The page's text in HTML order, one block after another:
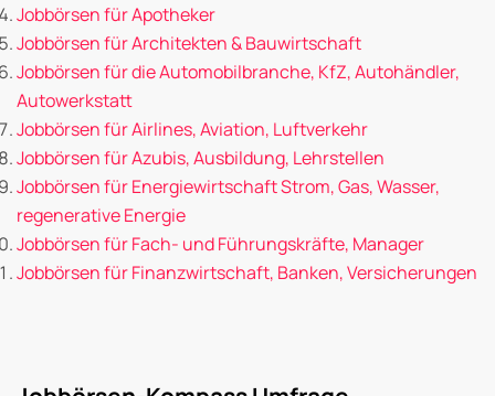
Jobbörsen für Apotheker
Jobbörsen für Architekten & Bauwirtschaft
Jobbörsen für die Automobilbranche, KfZ, Autohändler,
Autowerkstatt
Jobbörsen für Airlines, Aviation, Luftverkehr
Jobbörsen für Azubis, Ausbildung, Lehrstellen
Jobbörsen für Energiewirtschaft Strom, Gas, Wasser,
regenerative Energie
Jobbörsen für Fach- und Führungskräfte, Manager
Jobbörsen für Finanzwirtschaft, Banken, Versicherungen